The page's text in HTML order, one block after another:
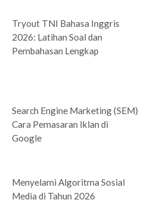
Tryout TNI Bahasa Inggris
2026: Latihan Soal dan
Pembahasan Lengkap
Search Engine Marketing (SEM)
Cara Pemasaran Iklan di
Google
Menyelami Algoritma Sosial
Media di Tahun 2026